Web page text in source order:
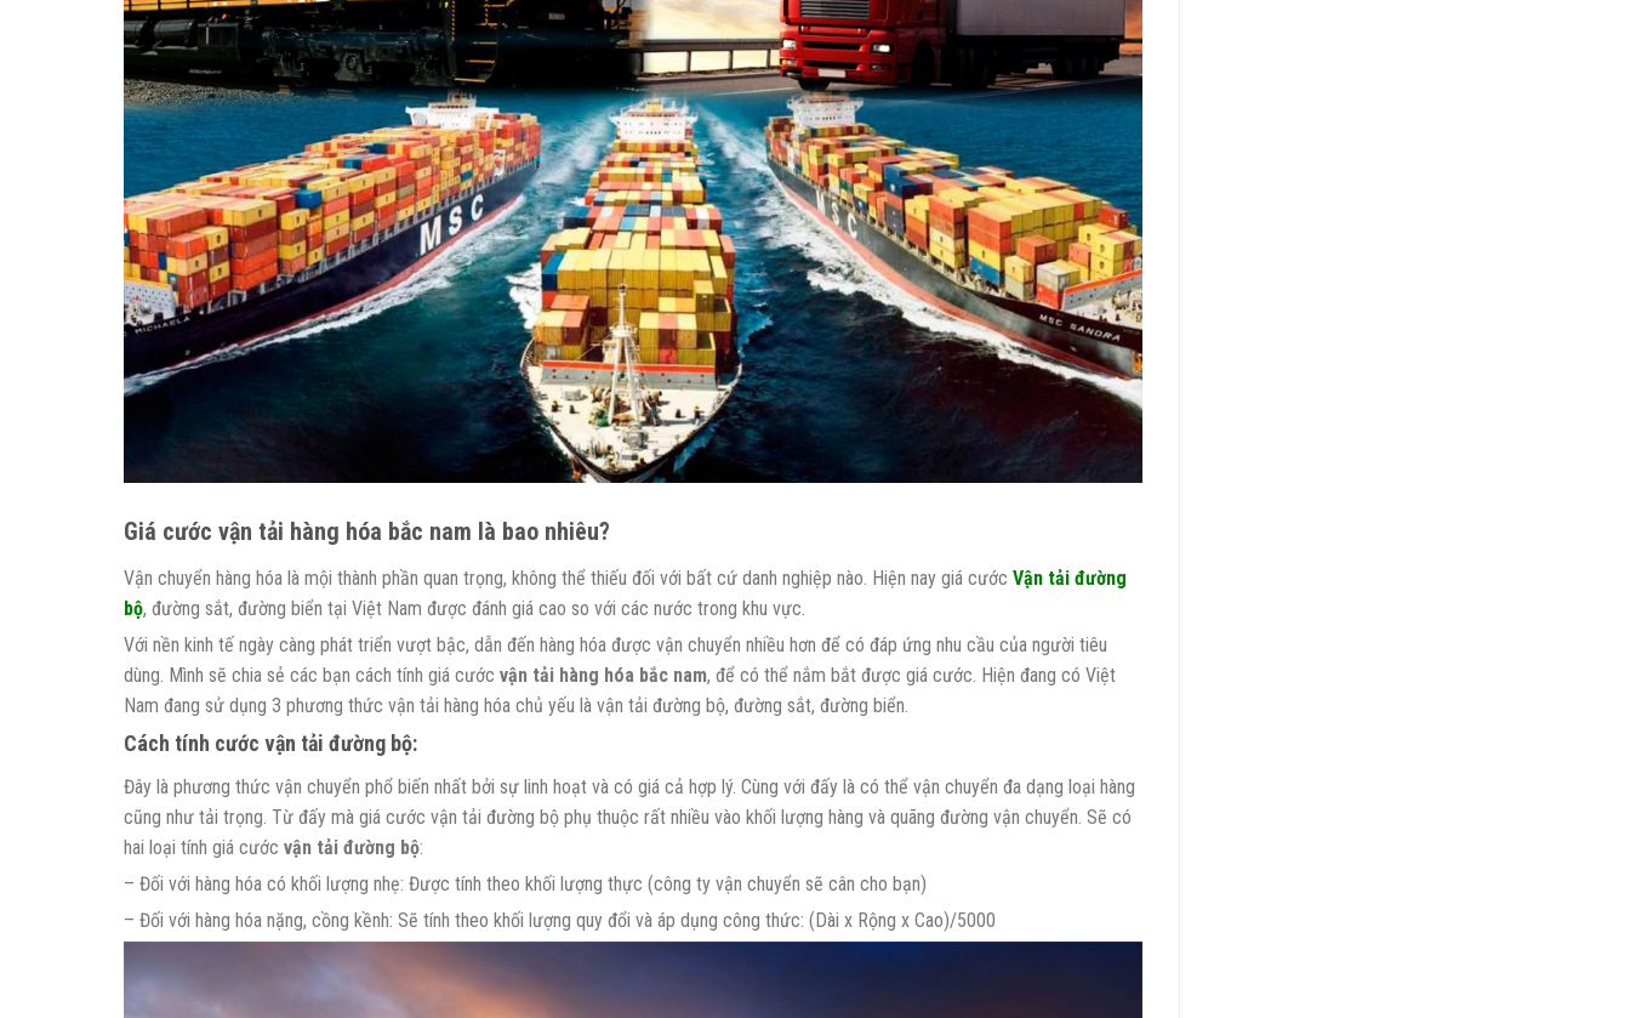
Giá cước vận tải hàng hóa bắc nam là bao nhiêu?
Vận chuyển hàng hóa là mội thành phần quan trọng, không thể thiếu đối với bất cứ danh nghiệp nào. Hiện nay giá cước Vận tải đường
bộ, đường sắt, đường biển tại Việt Nam được đánh giá cao so với các nước trong khu vực.
Với nền kinh tế ngày càng phát triển vượt bậc, dẫn đến hàng hóa được vận chuyển nhiều hơn để có đáp ứng nhu cầu của người tiêu
dùng. Mình sẽ chia sẻ các bạn cách tính giá cước vận tải hàng hóa bắc nam, để có thể nắm bắt được giá cước. Hiện đang có Việt
Nam đang sử dụng 3 phương thức vận tải hàng hóa chủ yếu là vận tải đường bộ, đường sắt, đường biển.
Cách tính cước vận tải đường bộ:
Đây là phương thức vận chuyển phổ biến nhất bởi sự linh hoạt và có giá cả hợp lý. Cùng với đấy là có thể vận chuyển đa dạng loại hàng
cũng như tải trọng. Từ đấy mà giá cước vận tải đường bộ phụ thuộc rất nhiều vào khối lượng hàng và quãng đường vận chuyển. Sẽ có
hai loại tính giá cước vận tải đường bộ:
– Đối với hàng hóa có khối lượng nhẹ: Được tính theo khối lượng thực (công ty vận chuyển sẽ cân cho bạn)
– Đối với hàng hóa nặng, cồng kềnh: Sẽ tính theo khối lượng quy đổi và áp dụng công thức: (Dài x Rộng x Cao)/5000